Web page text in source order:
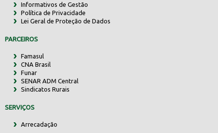
Informativos de Gestão
Política de Privacidade
Lei Geral de Proteção de Dados
PARCEIROS
Famasul
CNA Brasil
Funar
SENAR ADM Central
Sindicatos Rurais
SERVIÇOS
Arrecadação